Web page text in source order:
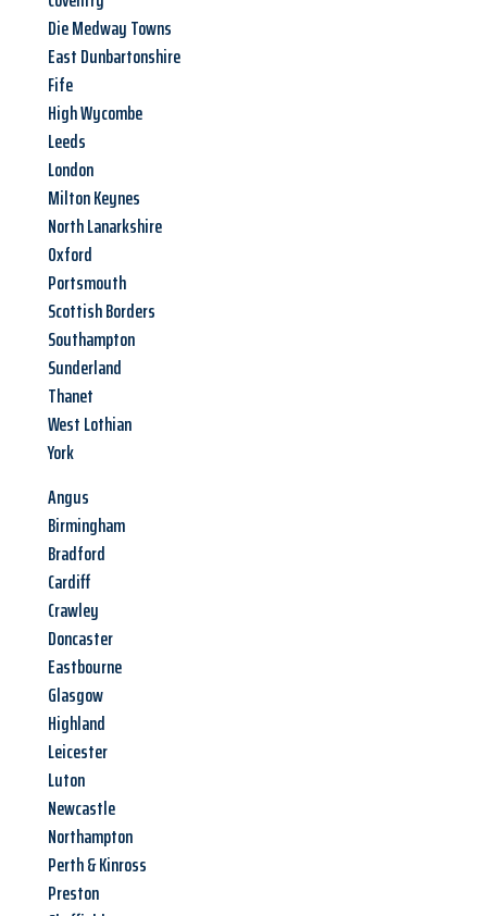
Die Medway Towns
East Dunbartonshire
Fife
High Wycombe
Leeds
London
Milton Keynes
North Lanarkshire
Oxford
Portsmouth
Scottish Borders
Southampton
Sunderland
Thanet
West Lothian
York
Angus
Birmingham
Bradford
Cardiff
Crawley
Doncaster
Eastbourne
Glasgow
Highland
Leicester
Luton
Newcastle
Northampton
Perth & Kinross
Preston